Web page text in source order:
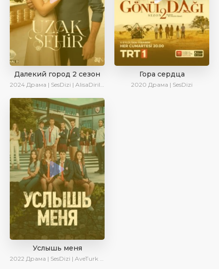
Далекий город 2 сезон
2024 Драма | SesDizi | AlisaDirilis | Сериалы 2024
Гора сердца
2020 Драма | SesDizi
Услышь меня
2022 Драма | SesDizi | AveTurk | Turok1990